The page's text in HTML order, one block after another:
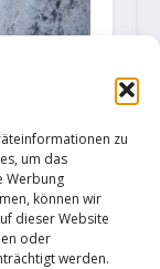
zu
um das
Werbung
können wir
dieser Website
oder
werden.
frei